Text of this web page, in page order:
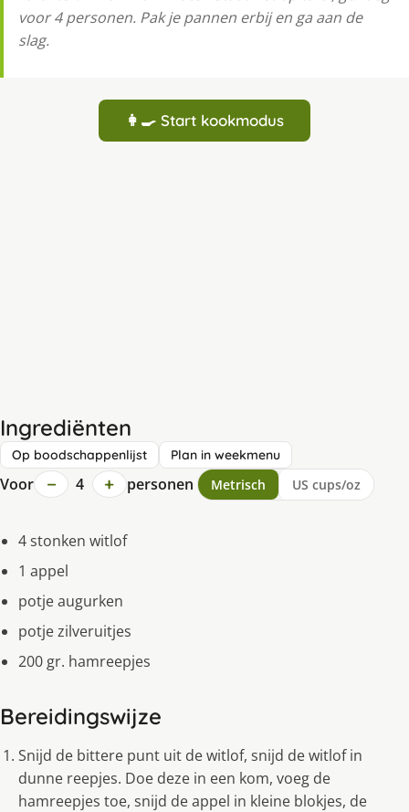
voor 4 personen. Pak je pannen erbij en ga aan de
slag.
👩‍🍳 Start kookmodus
Ingrediënten
Op boodschappenlijst Plan in weekmenu
Voor − 4 + personen Metrisch US cups/oz
4 stonken witlof
1 appel
potje augurken
potje zilveruitjes
200 gr. hamreepjes
Bereidingswijze
Snijd de bittere punt uit de witlof, snijd de witlof in
dunne reepjes. Doe deze in een kom, voeg de
hamreepjes toe, snijd de appel in kleine blokjes, de